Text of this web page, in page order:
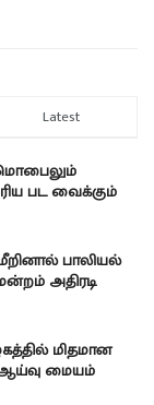
Latest
மொபைலும்
பட வைக்கும்
பாலியல்
அதிரடி
மிதமான
மையம்